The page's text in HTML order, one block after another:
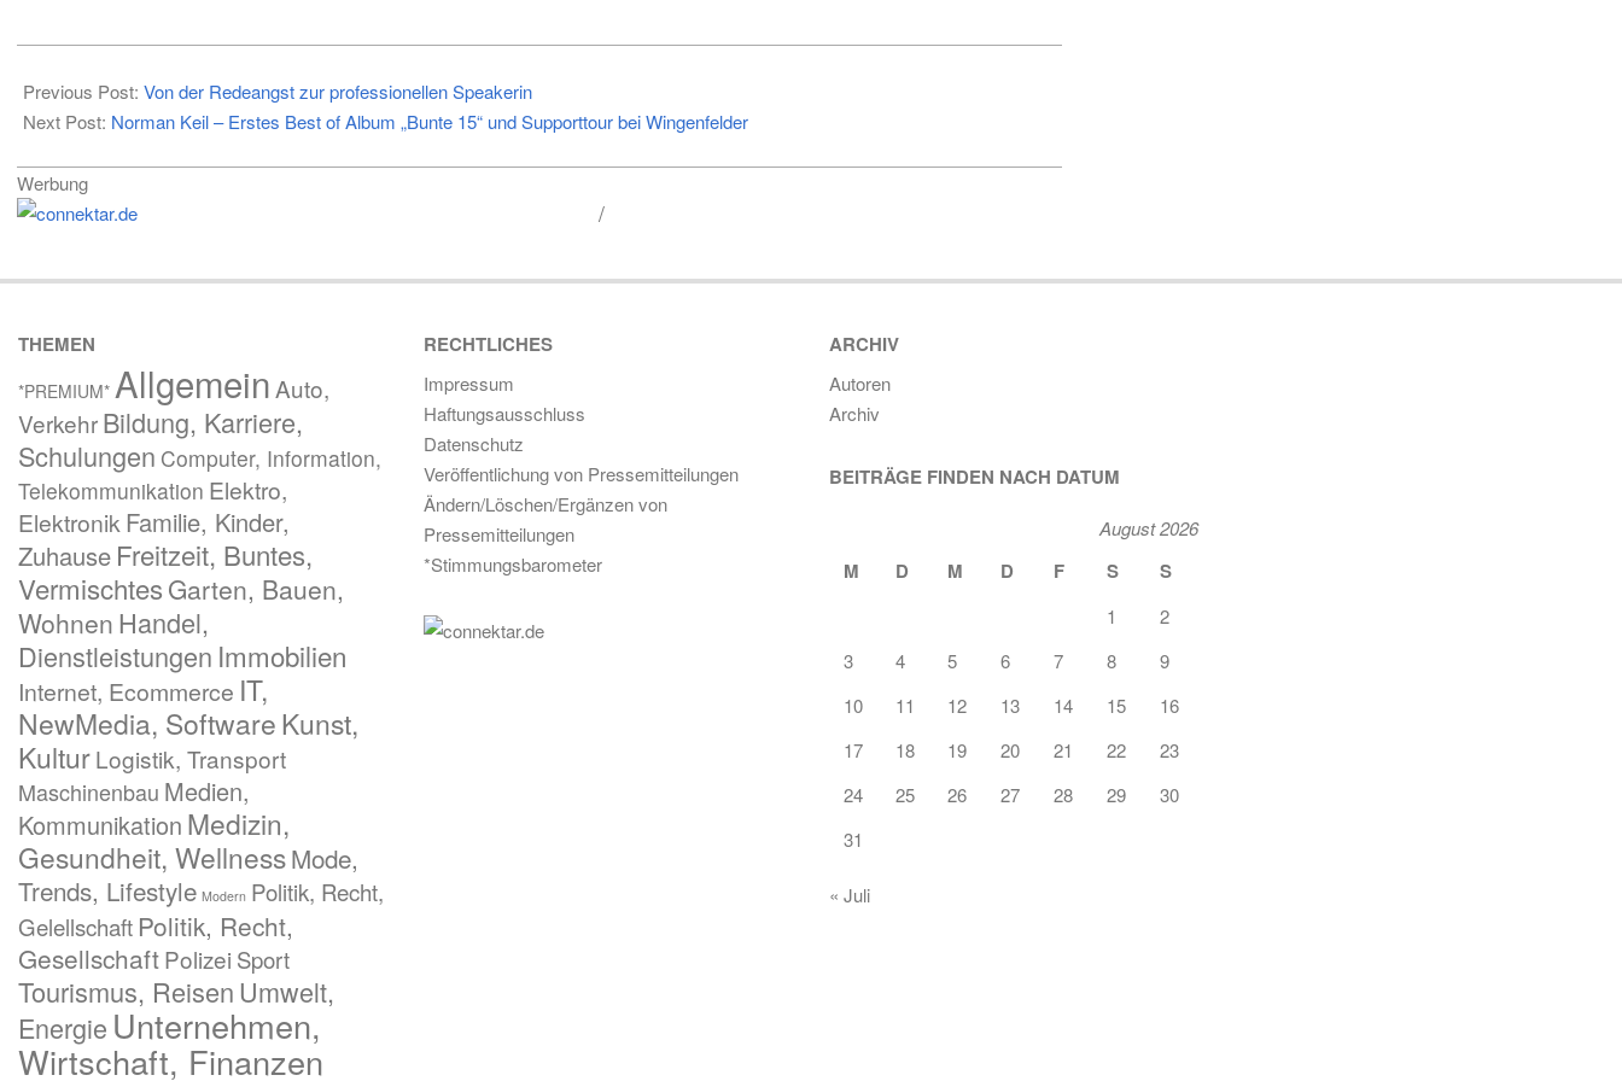
10-
04
Previous Post: Von der Redeangst zur professionellen Speakerin
Next Post: Norman Keil – Erstes Best of Album „Bunte 15“ und Supporttour bei Wingenfelder
Werbung
THEMEN
*PREMIUM* Allgemein Auto,
VerkehrBildung, Karriere,
Schulungen Computer, Information,
Telekommunikation Elektro,
Elektronik Familie, Kinder,
Zuhause Freitzeit, Buntes,
Vermischtes Garten, Bauen,
Wohnen Handel,
Dienstleistungen Immobilien
Internet, Ecommerce IT,
NewMedia, SoftwareKunst,
KulturLogistik, Transport
Maschinenbau Medien,
Kommunikation Medizin,
Gesundheit, WellnessMode,
Trends, Lifestyle Modern Politik, Recht,
Gelellschaft Politik, Recht,
GesellschaftPolizei Sport
Tourismus, Reisen Umwelt,
Energie Unternehmen,
Wirtschaft, Finanzen
RECHTLICHES
Impressum
Haftungsausschluss
Datenschutz
Veröffentlichung von Pressemitteilungen
Ändern/Löschen/Ergänzen von
Pressemitteilungen
*Stimmungsbarometer
ARCHIV
Autoren
Archiv
BEITRÄGE FINDEN NACH DATUM
August 2026
M D M D F S S
1
2
3
4 5 6 7 8
9
10
11 12 13 14 15
16
17
18 19 20 21 22
23
24
25 26 27 28 29
30
31
« Juli